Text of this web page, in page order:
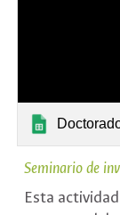
Seminario de
Esta